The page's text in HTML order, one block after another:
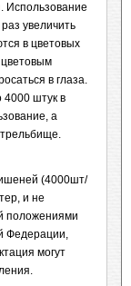
Использование
увеличить
в цветовых
в глаза.
4000 штук в
а
(4000шт/
и не
положениями
Федерации,
могут